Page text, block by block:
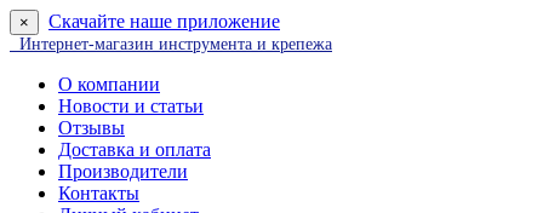
× Скачайте наше приложение
Интернет-магазин инструмента и крепежа
О компании
Новости и статьи
Отзывы
Доставка и оплата
Производители
Контакты